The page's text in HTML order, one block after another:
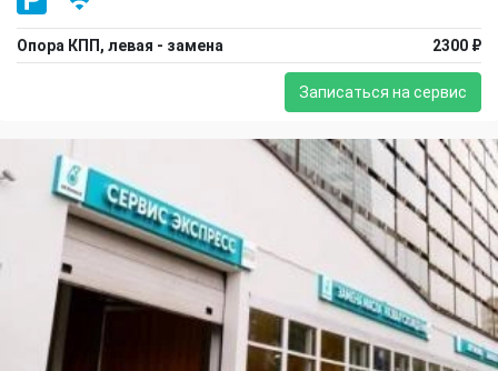
Опора КПП, левая - замена 2300 ₽
Записаться на сервис